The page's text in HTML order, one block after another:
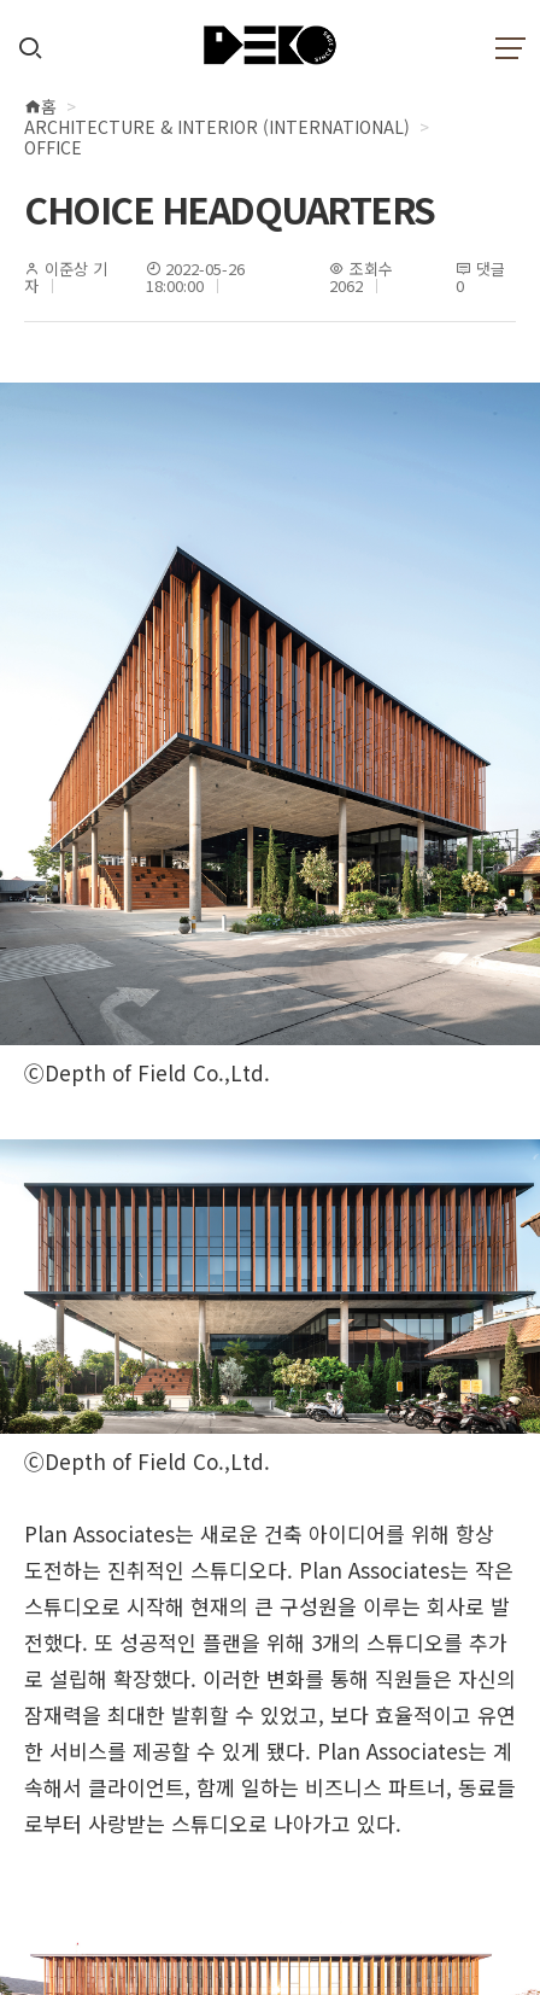
현
재
치
홈
ARCHITECTURE & INTERIOR (INTERNATIONAL)
OFFICE
CHOICE HEADQUARTERS
이준상 기
자
2022-05-26
18:00:00
조회수
2062
댓글
0
ⒸDepth of Field Co.,Ltd.
ⒸDepth of Field Co.,Ltd.
Plan Associates는 새로운 건축 아이디어를 위해 항상
도전하는 진취적인 스튜디오다. Plan Associates는 작은
스튜디오로 시작해 현재의 큰 구성원을 이루는 회사로 발
전했다. 또 성공적인 플랜을 위해 3개의 스튜디오를 추가
로 설립해 확장했다. 이러한 변화를 통해 직원들은 자신의
잠재력을 최대한 발휘할 수 있었고, 보다 효율적이고 유연
한 서비스를 제공할 수 있게 됐다. Plan Associates는 계
속해서 클라이언트, 함께 일하는 비즈니스 파트너, 동료들
로부터 사랑받는 스튜디오로 나아가고 있다.